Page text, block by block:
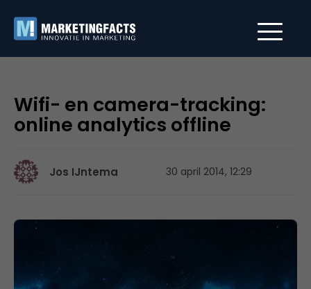
Wifi- en camera-tracking:
online analytics offline
Jos IJntema 30 april 2014, 12:29